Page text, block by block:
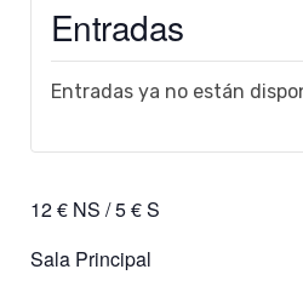
Entradas
Entradas ya no están
12 € NS / 5 € S
Sala Principal